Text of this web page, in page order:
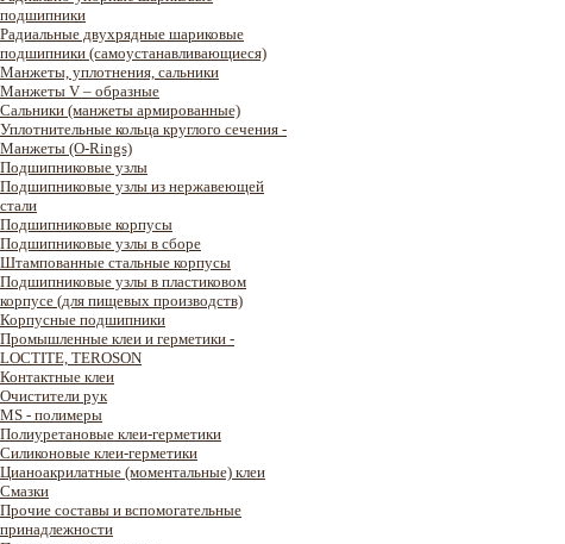
подшипники
Радиальные двухрядные шариковые
подшипники (самоустанавливающиеся)
Манжеты, уплотнения, сальники
Манжеты V – образные
Сальники (манжеты армированные)
Уплотнительные кольца круглого сечения -
Манжеты (O-Rings)
Подшипниковые узлы
Подшипниковые узлы из нержавеющей
стали
Подшипниковые корпусы
Подшипниковые узлы в сборе
Штампованные стальные корпусы
Подшипниковые узлы в пластиковом
корпусе (для пищевых производств)
Корпусные подшипники
Промышленные клеи и герметики -
LOCTITE, TEROSON
Контактные клеи
Очистители рук
MS - полимеры
Полиуретановые клеи-герметики
Силиконовые клеи-герметики
Цианоакрилатные (моментальные) клеи
Смазки
Прочие составы и вспомогательные
принадлежности